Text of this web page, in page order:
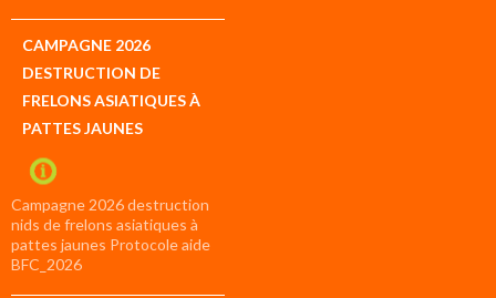
CAMPAGNE 2026
DESTRUCTION DE
FRELONS ASIATIQUES À
PATTES JAUNES
Campagne 2026 destruction
nids de frelons asiatiques à
pattes jaunes Protocole aide
BFC_2026